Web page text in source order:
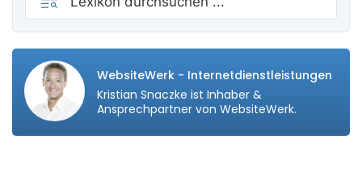
WebsiteWerk - Internetdienstleistungen
Kristian Snaczke ist Inhaber &
Ansprechpartner von WebsiteWerk.